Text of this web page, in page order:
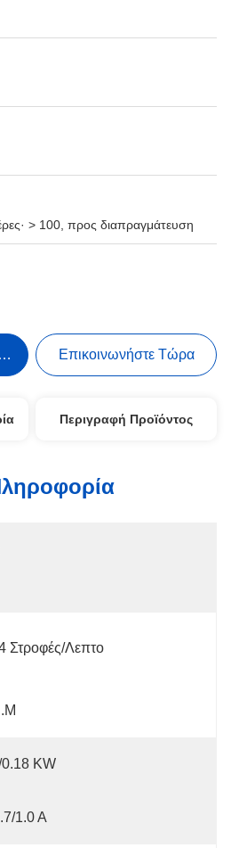
> 100, προς διαπραγμάτευση
Επικοινωνήστε Τώρα
Περιγραφή Προϊόντος
Στροφές/λεπτο
KW
1.0 Α